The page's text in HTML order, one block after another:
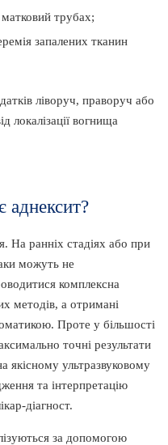
трубах;
запалених тканин
ліворуч, праворуч або
локалізації вогнища
На ранніх стадіях або при
можуть не
комплексна
методів, а отримані
Проте у більшості
точні результати
якісному ультразвуковому
та інтерпретацію
діагност.
за допомогою